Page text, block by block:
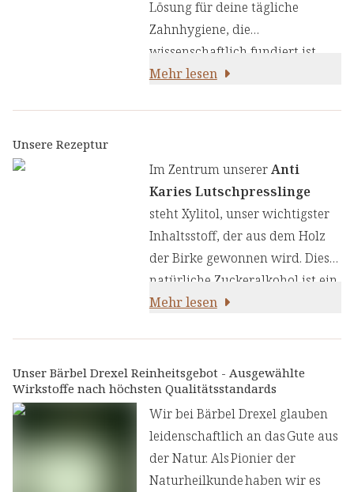
Lösung für deine tägliche
Zahnhygiene, die
wissenschaftlich fundiert ist
und auf traditionsreichen
um deine Mundgesundheit auf
natürliche Weise zu
unterstützen.
Mehr lesen
Unsere Rezeptur
Im Zentrum unsererAnti
Karies Lutschpresslinge
steht Xylitol, unser wichtigster
Inhaltsstoff, der aus dem Holz
der Birke gewonnen wird. Dieser
natürliche Zuckeralkohol ist ein
wertvoller Bestandteil
Mehr lesen
Unser Bärbel Drexel Reinheitsgebot - Ausgewählte
Wirkstoffe nach höchsten Qualitätsstandards
Wir bei Bärbel Drexel glauben
leidenschaftlich an das Gute aus
der Natur. Als Pionier der
Naturheilkunde haben wir es